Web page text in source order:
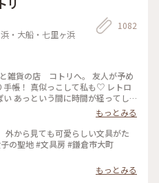
ほっこり癒され 京都の雅な伝統
て よかったです🥰 ・ ・ #春色さ
ことりっぷ春の京都・奈良旅 #母娘
し雛 #伝統行事 #桃の節句 #ひな祭
形 #たわわちゃん #京都 #出町柳 #
リ
・大船・七里ヶ浜
1082
！ 真似っこして私も♡ レトロ
あっという間に時間が経ってし
倉 #鎌倉コトリ
もっとみる
外から見ても可愛らしい文具がた
の聖地 #文具房 #鎌倉市大町
もっとみる